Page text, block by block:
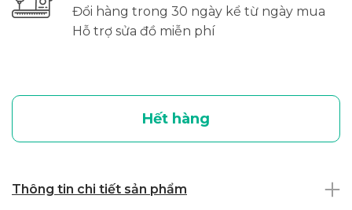
Đổi hàng trong 30 ngày kể từ ngày mua
Hỗ trợ sửa đồ miễn phí
Hết hàng
Thông tin chi tiết sản phẩm